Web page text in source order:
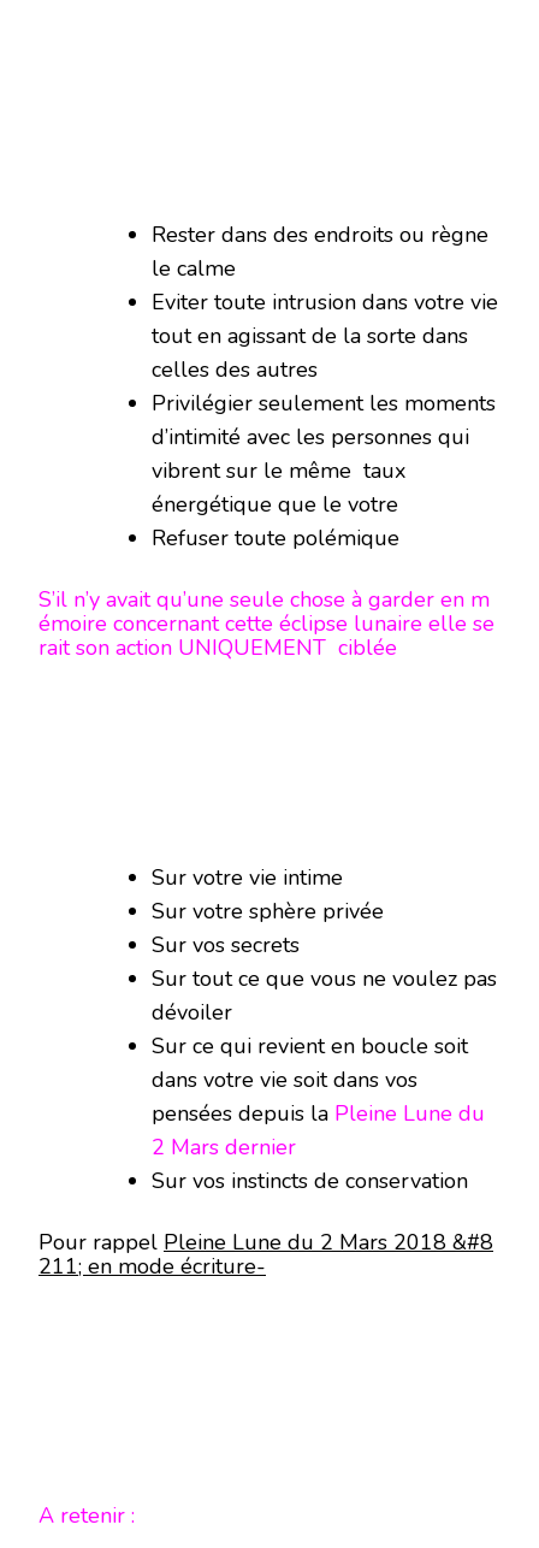
Rester dans des endroits ou règne
le calme
Eviter toute intrusion dans votre vie
tout en agissant de la sorte dans
celles des autres
Privilégier seulement les moments
d’intimité avec les personnes qui
vibrent sur le même taux
énergétique que le votre
Refuser toute polémique
S’il n’y avait qu’une seule chose à garder en m
émoire concernant cette éclipse lunaire elle se
rait son action UNIQUEMENT ciblée
Sur votre vie intime
Sur votre sphère privée
Sur vos secrets
Sur tout ce que vous ne voulez pas
dévoiler
Sur ce qui revient en boucle soit
dans votre vie soit dans vos
pensées depuis la Pleine Lune du
2 Mars dernier
Sur vos instincts de conservation
Pour rappel Pleine Lune du 2 Mars 2018 &#8
211; en mode écriture-
A retenir :